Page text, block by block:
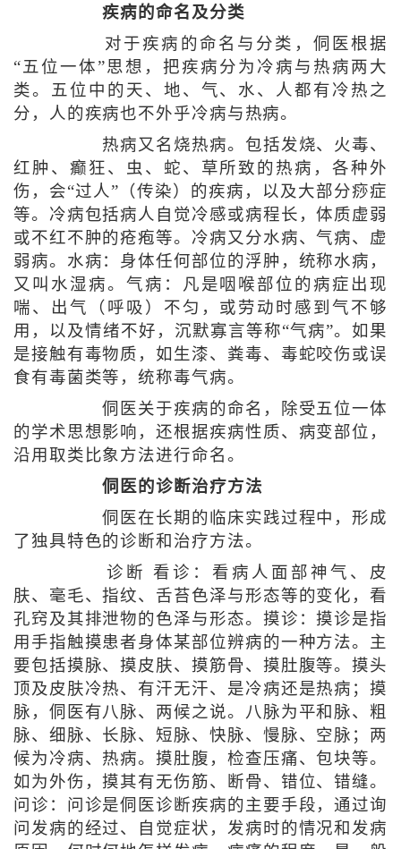
疾病的命名及分类
对于疾病的命名与分类，侗医根据
“五位一体”思想，把疾病分为冷病与热病两大
类。五位中的天、地、气、水、人都有冷热之
分，人的疾病也不外乎冷病与热病。
热病又名烧热病。包括发烧、火毒、
红肿、癫狂、虫、蛇、草所致的热病，各种外
伤，会“过人”（传染）的疾病，以及大部分痧症
等。冷病包括病人自觉冷感或病程长，体质虚弱
或不红不肿的疮疱等。冷病又分水病、气病、虚
弱病。水病：身体任何部位的浮肿，统称水病，
又叫水湿病。气病：凡是咽喉部位的病症出现
喘、出气（呼吸）不匀，或劳动时感到气不够
用，以及情绪不好，沉默寡言等称“气病”。如果
是接触有毒物质，如生漆、粪毒、毒蛇咬伤或误
食有毒菌类等，统称毒气病。
侗医关于疾病的命名，除受五位一体
的学术思想影响，还根据疾病性质、病变部位，
沿用取类比象方法进行命名。
侗医的诊断治疗方法
侗医在长期的临床实践过程中，形成
了独具特色的诊断和治疗方法。
诊断 看诊：看病人面部神气、皮
肤、毫毛、指纹、舌苔色泽与形态等的变化，看
孔窍及其排泄物的色泽与形态。摸诊：摸诊是指
用手指触摸患者身体某部位辨病的一种方法。主
要包括摸脉、摸皮肤、摸筋骨、摸肚腹等。摸头
顶及皮肤冷热、有汗无汗、是冷病还是热病；摸
脉，侗医有八脉、两候之说。八脉为平和脉、粗
脉、细脉、长脉、短脉、快脉、慢脉、空脉；两
候为冷病、热病。摸肚腹，检查压痛、包块等。
如为外伤，摸其有无伤筋、断骨、错位、错缝。
问诊：问诊是侗医诊断疾病的主要手段，通过询
问发病的经过、自觉症状，发病时的情况和发病